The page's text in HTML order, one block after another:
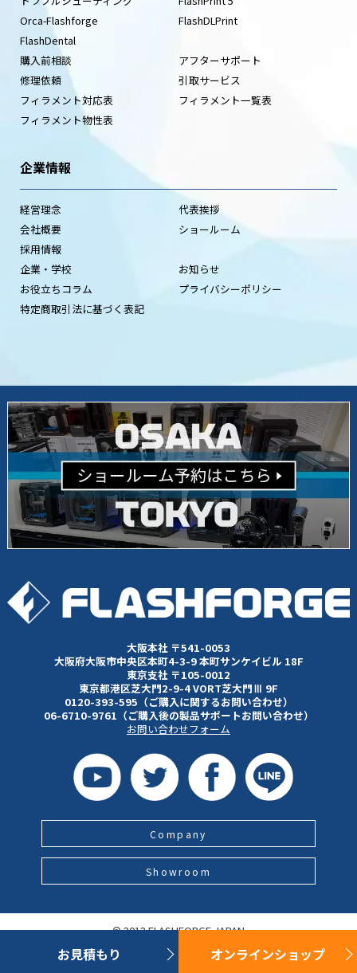
Orca-Flashforge
FlashDLPrint
FlashDental
購入前相談
アフターサポート
修理依頼
引取サービス
フィラメント対応表
フィラメント一覧表
フィラメント物性表
企業情報
経営理念
代表挨拶
会社概要
ショールーム
採用情報
企業・学校
お知らせ
お役立ちコラム
プライバシーポリシー
特定商取引法に基づく表記
大阪本社 〒541-0053
大阪府大阪市中央区本町4-3-9 本町サンケイビル 18F
東京支社 〒105-0012
東京都港区芝大門2-9-4 VORT芝大門Ⅲ 9F
0120-393-595（ご購入に関するお問い合わせ）
06-6710-9761（ご購入後の製品サポートお問い合わせ）
お問い合わせフォーム
© 2012 FLASHFORGE JAPAN
Company
Showroom
お見積もり オンラインショップ